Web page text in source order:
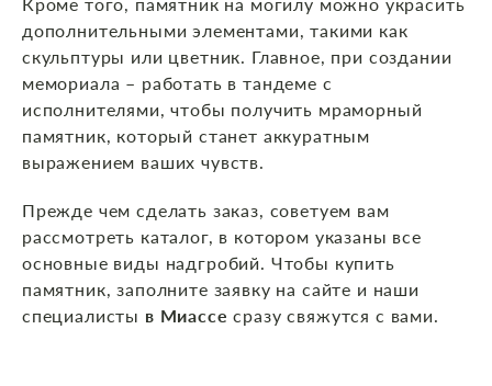
дополнительными элементами, такими как
скульптуры или цветник. Главное, при создании
мемориала – работать в тандеме с
исполнителями, чтобы получить мраморный
памятник, который станет аккуратным
выражением ваших чувств.
Прежде чем сделать заказ, советуем вам
рассмотреть каталог, в котором указаны все
основные виды надгробий. Чтобы купить
памятник, заполните заявку на сайте и наши
специалисты в Миассе сразу свяжутся с вами.